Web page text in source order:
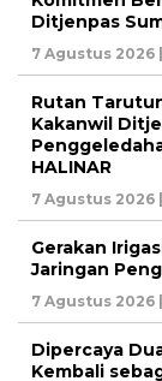
Ditjenpas
7 Agustus 2026
Rutan
Kakanwil
HALINAR
7 Agustus 2026
Gerakan
Jaringan
7 Agustus 2026
Dipercaya
Kembali